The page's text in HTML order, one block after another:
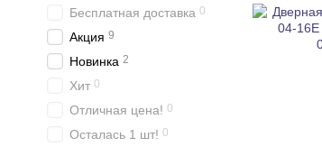
Бесплатная доставка 0
Акция 9
Новинка 2
Хит 0
Отличная цена! 0
Осталась 1 шт! 0